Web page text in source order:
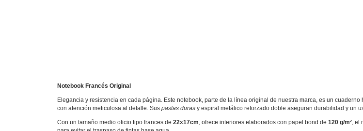
Notebook Francés Original
Elegancia y resistencia en cada página. Este notebook, parte de la línea original de nuestra marca, es un cuaderno
con atención meticulosa al detalle. Sus pastas duras y espiral metálico reforzado doble aseguran durabilidad y un
Con un tamaño medio oficio tipo frances de 22x17cm , ofrece interiores elaborados con papel bond de 120 g/m² ,